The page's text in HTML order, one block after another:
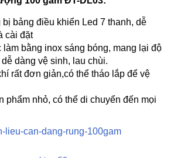
bảng điều khiển Led 7 thanh, dễ
cài đặt
bằng inox sáng bóng, mang lại độ
dàng vệ sinh, lau chùi.
rất đơn giản,có thể tháo lắp để vệ
phẩm nhỏ, có thể di chuyển đến mọi